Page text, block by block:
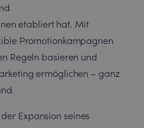
etabliert hat. Mit
Promotionkampagnen
Regeln basieren und
ermöglichen – ganz
Expansion seines